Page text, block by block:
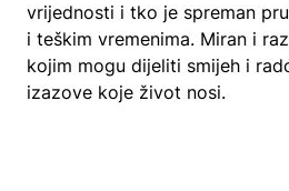
vrijednosti i tko je spreman
i teškim vremenima. Miran i
kojim mogu dijeliti smijeh i
izazove koje život nosi.